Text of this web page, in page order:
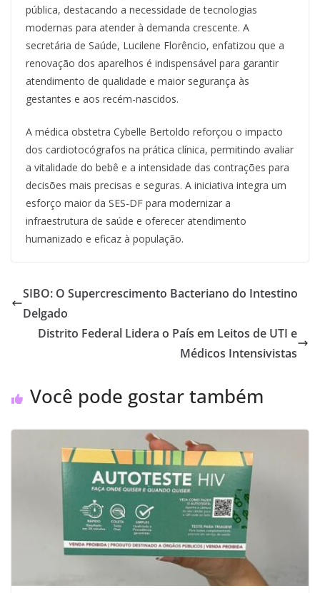
pública, destacando a necessidade de tecnologias
modernas para atender à demanda crescente. A
secretária de Saúde, Lucilene Florêncio, enfatizou que a
renovação dos aparelhos é indispensável para garantir
atendimento de qualidade e maior segurança às
gestantes e aos recém-nascidos.
A médica obstetra Cybelle Bertoldo reforçou o impacto
dos cardiotocógrafos na prática clínica, permitindo avaliar
a vitalidade do bebê e a intensidade das contrações para
decisões mais precisas e seguras. A iniciativa integra um
esforço maior da SES-DF para modernizar a
infraestrutura de saúde e oferecer atendimento
humanizado e eficaz à população.
SIBO: O Supercrescimento Bacteriano do Intestino
Delgado
Distrito Federal Lidera o País em Leitos de UTI e
Médicos Intensivistas
Você pode gostar também